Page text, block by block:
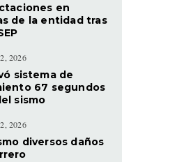
en
de la entidad tras
2, 2026
sistema de
67 segundos
sismo
2, 2026
diversos daños